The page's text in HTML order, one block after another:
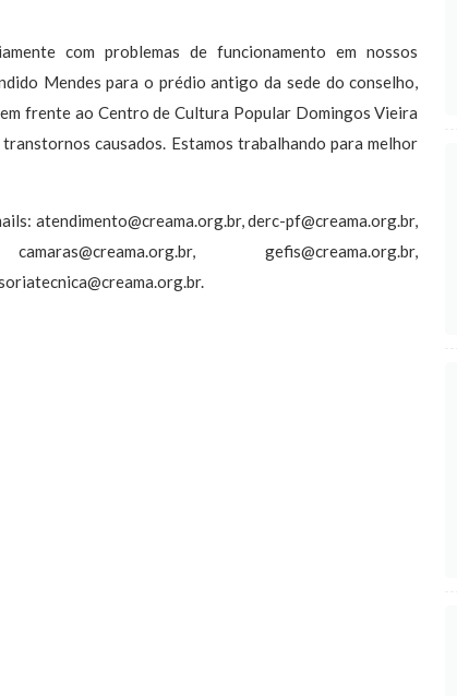
com problemas de funcionamento em nossos
Mendes para o prédio antigo da sede do conselho,
frente ao Centro de Cultura Popular Domingos Vieira
causados. Estamos trabalhando para melhor
atendimento@creama.org.br,derc-pf@creama.org.br,
camaras@creama.org.br,gefis@creama.org.br,
.